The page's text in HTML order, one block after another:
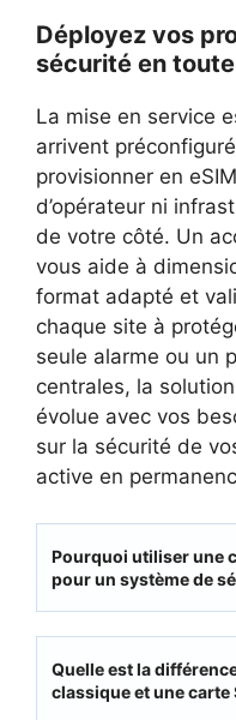
Déployez vos
sécurité en
La mise en service
arrivent
provisionner en
d’opérateur ni
de votre côté. Un
vous aide à
format adapté et
chaque site à
seule alarme ou un
centrales, la
évolue avec vos
sur la sécurité de
active en
Pourquoi utiliser une
pour un système de
Quelle est la
classique et une carte